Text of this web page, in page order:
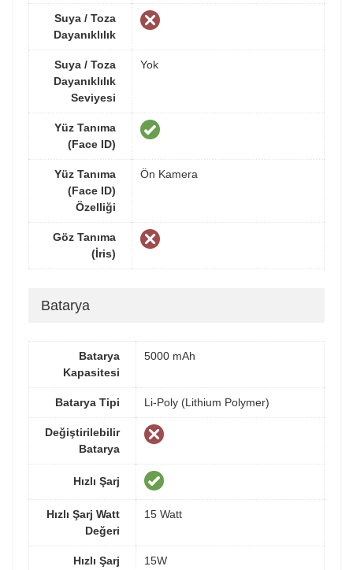
Suya / Toza
Dayanıklılık
Suya / Toza
Dayanıklılık
Seviyesi
Yok
Yüz Tanıma
(Face ID)
Yüz Tanıma
(Face ID)
Özelliği
Ön Kamera
Göz Tanıma
(İris)
Batarya
Batarya
Kapasitesi
5000 mAh
Batarya Tipi Li-Poly (Lithium Polymer)
Değiştirilebilir
Batarya
Hızlı Şarj
Hızlı Şarj Watt
Değeri
15 Watt
Hızlı Şarj
15W